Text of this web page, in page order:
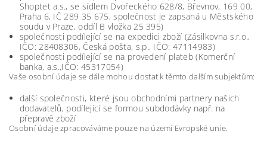
Shoptet a.s., se sídlem Dvořeckého 628/8, Břevnov, 169 00,
Praha 6, IČ 289 35 675, společnost je zapsaná u Městského
soudu v Praze, oddíl B vložka 25 395)
společnosti podílející se na expedici zboží (Zásilkovna s.r.o.,
IČO: 28408306, Česká pošta, s.p., IČO: 47114983)
společnosti podílející se na provedení plateb (Komerční
banka, a.s.,IČO: 45317054)
Vaše osobní údaje se dále mohou dostat k těmto dalším subjektům:
další společnosti, které jsou obchodními partnery našich
dodavatelů, podílející se formou subdodávky např. na
přepravě zboží
Osobní údaje zpracováváme pouze na území Evropské unie.